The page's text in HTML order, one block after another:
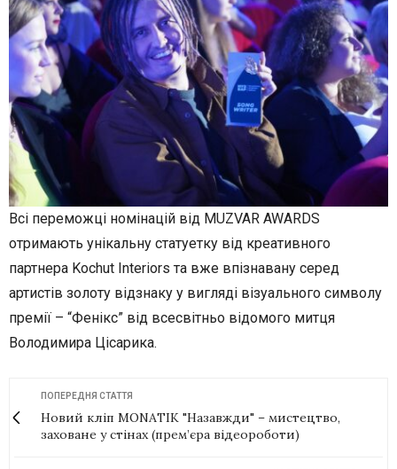
Всі переможці номінацій від MUZVAR AWARDS
отримають унікальну статуетку від креативного
партнера Kochut Interiors та вже впізнавану серед
артистів золоту відзнаку у вигляді візуального символу
премії – “Фенікс” від всесвітньо відомого митця
Володимира Цісарика.
ПОПЕРЕДНЯ СТАТТЯ
Новий кліп MONATIK "Назавжди" – мистецтво,
заховане у стінах (прем’єра відеороботи)